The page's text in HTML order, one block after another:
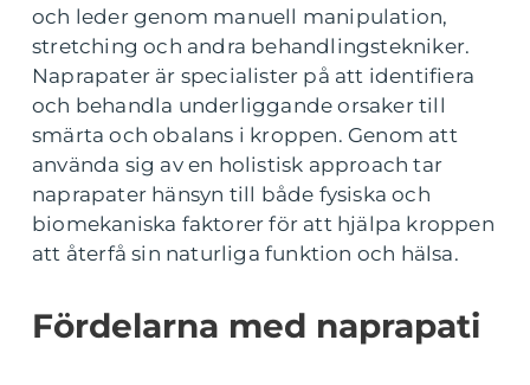
och leder genom manuell manipulation,
stretching och andra behandlingstekniker.
Naprapater är specialister på att identifiera
och behandla underliggande orsaker till
smärta och obalans i kroppen. Genom att
använda sig av en holistisk approach tar
naprapater hänsyn till både fysiska och
biomekaniska faktorer för att hjälpa kroppen
att återfå sin naturliga funktion och hälsa.
Fördelarna med naprapati